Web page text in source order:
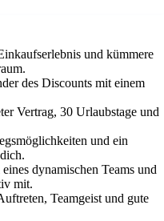
und kümmere
des Discounts mit einem
Vertrag, 30 Urlaubstage und
und ein
dynamischen Teams und
mit.
Teamgeist und gute